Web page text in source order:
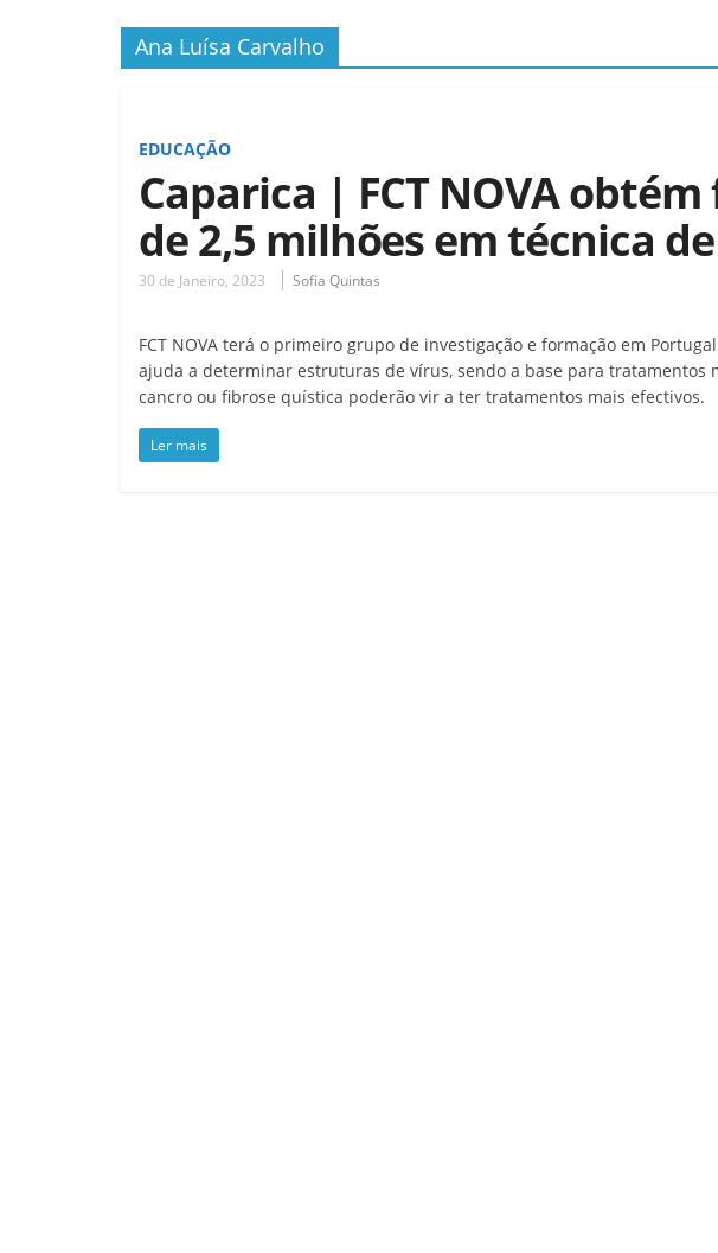
Ana Luísa Carvalho
EDUCAÇÃO
Caparica | FCT NOVA
de 2,5 milhões em técnica
30 de Janeiro, 2023 Sofia Quintas
FCT NOVA terá o primeiro grupo de investigação e formação em
ajuda a determinar estruturas de vírus, sendo a base para tratamentos
cancro ou fibrose quística poderão vir a ter tratamentos mais efectivos.
Ler mais